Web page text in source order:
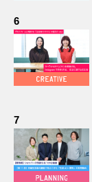
6
7